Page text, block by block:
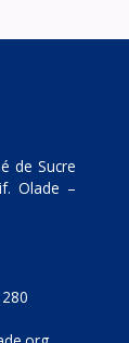
de Sucre
Olade –